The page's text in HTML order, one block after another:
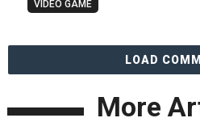
VIDEO GAME
LOAD
More